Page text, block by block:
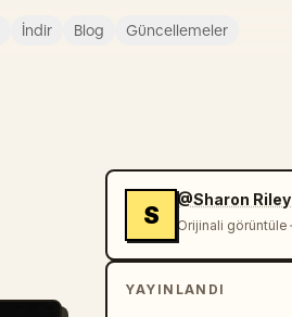
İndir Blog Güncellemeler
S
@Sharon Riley
Orijinali görüntüle
YAYINLANDI